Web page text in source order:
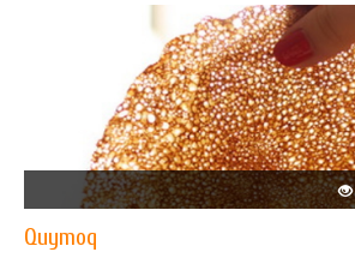
Quymoq